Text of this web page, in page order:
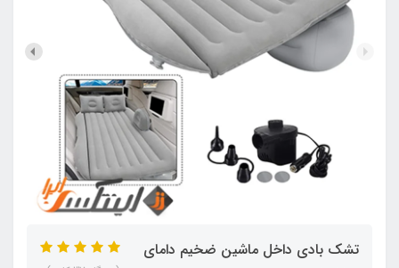
تشک بادی داخل ماشین ضخیم دامای